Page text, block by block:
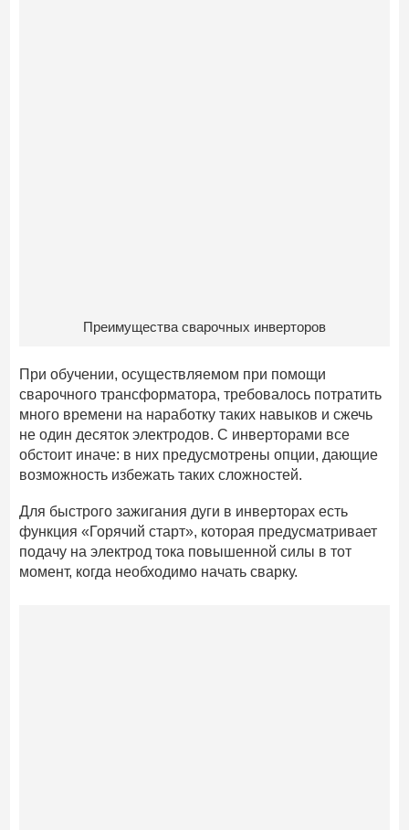
Преимущества сварочных инверторов
При обучении, осуществляемом при помощи
сварочного трансформатора, требовалось потратить
много времени на наработку таких навыков и сжечь
не один десяток электродов. С инверторами все
обстоит иначе: в них предусмотрены опции, дающие
возможность избежать таких сложностей.
Для быстрого зажигания дуги в инверторах есть
функция «Горячий старт», которая предусматривает
подачу на электрод тока повышенной силы в тот
момент, когда необходимо начать сварку.